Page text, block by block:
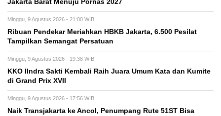
Jakarta Barat Menuju Pornas 2027
Minggu, 9 Agustus 2026 - 21:00 WIB
Ribuan Pendekar Meriahkan HBKB Jakarta, 6.500 Pesilat
Tampilkan Semangat Persatuan
Minggu, 9 Agustus 2026 - 19:38 WIB
KKO IIndra Sakti Kembali Raih Juara Umum Kata dan Kumite
di Grand Prix XVII
Minggu, 9 Agustus 2026 - 17:56 WIB
Naik Transjakarta ke Ancol, Penumpang Rute 51ST Bisa